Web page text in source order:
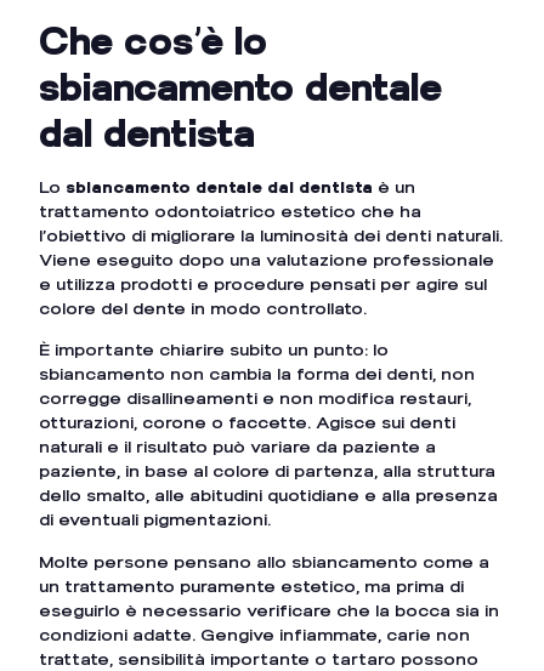
Che cos’è lo
sbiancamento dentale
dal dentista
Lo sbiancamento dentale dal dentista è un
trattamento odontoiatrico estetico che ha
l’obiettivo di migliorare la luminosità dei denti naturali.
Viene eseguito dopo una valutazione professionale
e utilizza prodotti e procedure pensati per agire sul
colore del dente in modo controllato.
È importante chiarire subito un punto: lo
sbiancamento non cambia la forma dei denti, non
corregge disallineamenti e non modifica restauri,
otturazioni, corone o faccette. Agisce sui denti
naturali e il risultato può variare da paziente a
paziente, in base al colore di partenza, alla struttura
dello smalto, alle abitudini quotidiane e alla presenza
di eventuali pigmentazioni.
Molte persone pensano allo sbiancamento come a
un trattamento puramente estetico, ma prima di
eseguirlo è necessario verificare che la bocca sia in
condizioni adatte. Gengive infiammate, carie non
trattate, sensibilità importante o tartaro possono